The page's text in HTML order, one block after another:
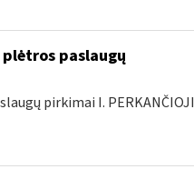
paslaugų
pirkimai I. PERKANČIOJI